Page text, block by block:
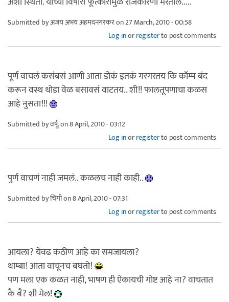
Submitted byअजय अभय अहमदनगरकरon 27 March, 2010 - 00:58
Log inorregisterto post comments
पूर्ण वाचलं कसंबसं आणी आता डोकं इतकं गरगरतय कि कॉम्प बंद
करून वस्थ थोडा वेळ बसावसं वाटतय.. शी!! फालतूपणाचा कळस
आहे नुसता!!!
Submitted byवर्षू.on 8 April, 2010 - 03:12
Log inorregisterto post comments
पुर्ण वाचणं नाही जमलं.. कळलच नाही काही..
Submitted byचिंगीon 8 April, 2010 - 07:31
Log inorregisterto post comments
आयला? येवढ कठीण आहे का समजायला?
थाम्बा! आता वाचूनच बघतो!
पण मला एक कळत नाही, भाषण ही ऐकायची गोष्ट आहे ना? वाचतात
कै बै? शी मेल!